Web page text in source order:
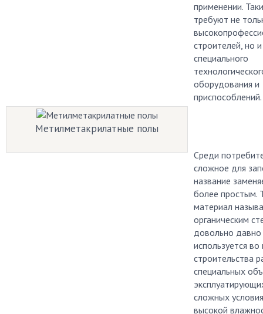
применении.
требуют не
строителей, но
специального
оборудования и
приспособлений.
Метилметакрилатные полы
Среди
сложное для
название
более простым.
материал
органическим
довольно давно
используется во
строительства
специальных
сложных
высокой